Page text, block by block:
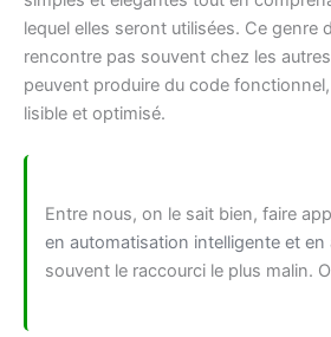
lequel elles seront utilisées. Ce genre
rencontre pas souvent chez les
peuvent produire du code
lisible et optimisé.
Entre nous, on le sait bien, faire
en automatisation intelligente et en
souvent le raccourci le plus malin.